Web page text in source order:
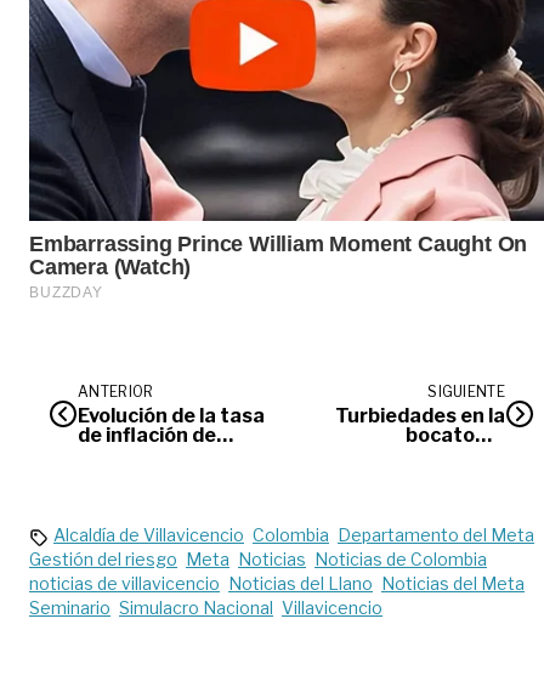
ANTERIOR
Evolución de la tasa
de inflación de
SIGUIENTE
Turbiedades en la
bocatoma
Alcaldía de Villavicencio Colombia Departamento del Meta
Gestión del riesgo Meta Noticias Noticias de Colombia
noticias de villavicencio Noticias del Llano Noticias del Meta
Seminario Simulacro Nacional Villavicencio